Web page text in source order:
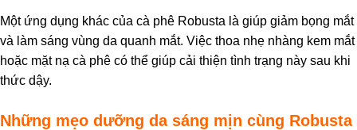
Một ứng dụng khác của cà phê Robusta là giúp giảm bọng mắt
và làm sáng vùng da quanh mắt. Việc thoa nhẹ nhàng kem mắt
hoặc mặt nạ cà phê có thể giúp cải thiện tình trạng này sau khi
thức dậy.
Những mẹo dưỡng da sáng mịn cùng Robusta